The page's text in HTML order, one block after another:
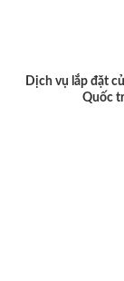
Dịch vụ lắp đặt
Quốc